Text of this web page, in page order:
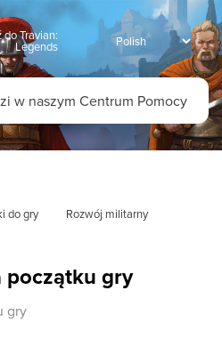
do Travian:
Legends
do gry
Rozwój militarny
początku gry
gry